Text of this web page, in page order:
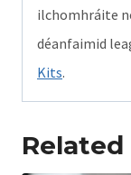
ilchomhráite
déanfaimid
Kits.